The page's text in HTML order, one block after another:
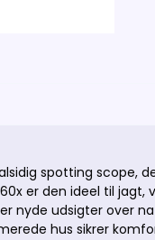
spotting
er den ideel til
nyde udsigter over
hus sikrer